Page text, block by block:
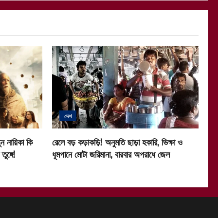
নায়িকা কি
দেশ
রেলে বড় কড়াকড়ি! অনুমতি ছাড়া হকারি, ভিক্ষা ও
ধূমপানে মোটা জরিমানা, বারবার অপরাধে জেল